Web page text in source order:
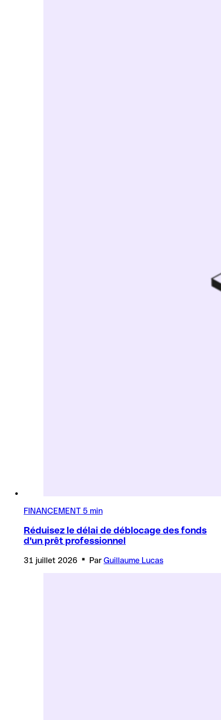
FINANCEMENT 5 min
Réduisez le délai de déblocage des fonds
d'un prêt professionnel
31 juillet 2026 Par Guillaume Lucas